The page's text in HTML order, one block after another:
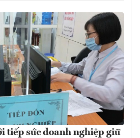
tiếp sức doanh nghiệp giữ